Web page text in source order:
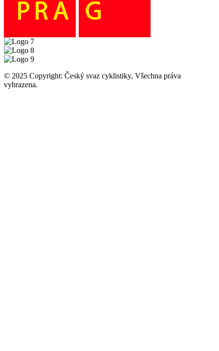
© 2025 Copyright: Český svaz cyklistiky, Všechna práva
vyhrazena.